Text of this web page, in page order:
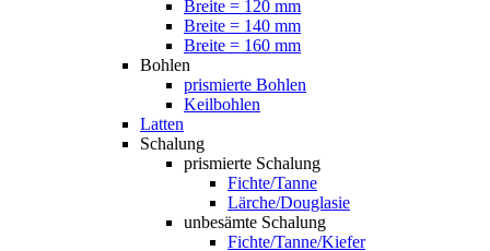
Breite = 120 mm
Breite = 140 mm
Breite = 160 mm
Bohlen
prismierte Bohlen
Keilbohlen
Latten
Schalung
prismierte Schalung
Fichte/Tanne
Lärche/Douglasie
unbesämte Schalung
Fichte/Tanne/Kiefer